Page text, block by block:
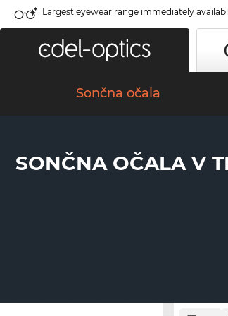
Largest eyewear range immediately
Sončna očala
SONČNA OČALA V